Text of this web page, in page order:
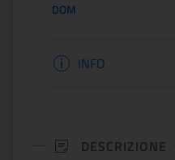
DOM
Informazioni
INFO
DESCRIZIONE